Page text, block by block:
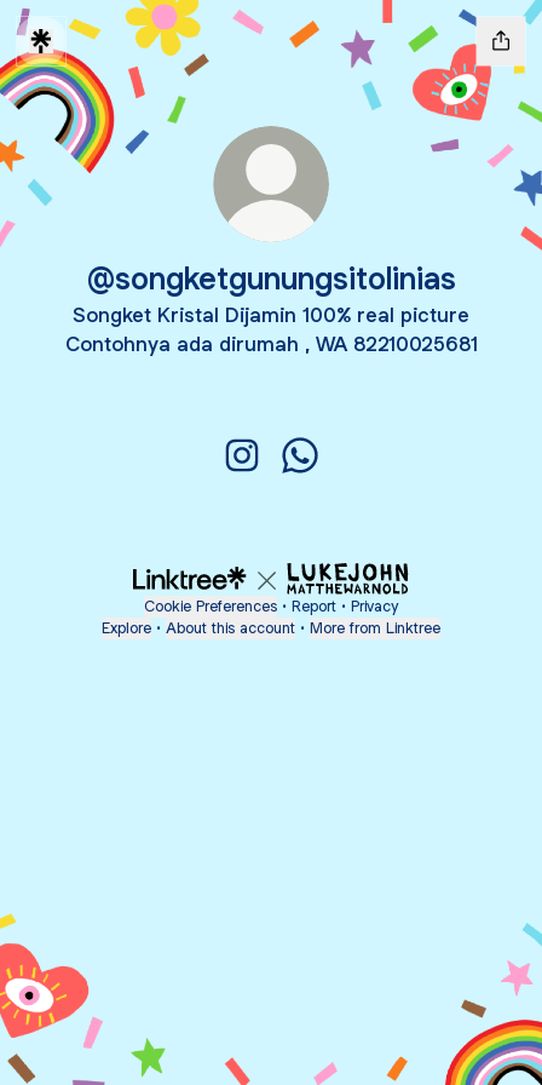
@songketgunungsitolinias
Songket Kristal Dijamin 100% real picture
Contohnya ada dirumah , WA 82210025681
Cookie Preferences • Report • Privacy
Explore • About this account • More from Linktree